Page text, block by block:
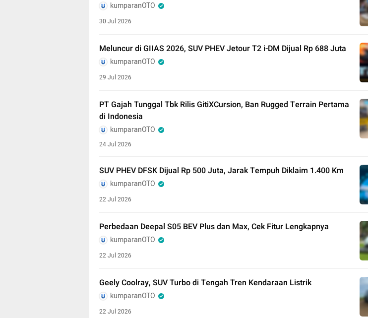
kumparanOTO
30 Jul 2026
Meluncur di GIIAS 2026, SUV PHEV Jetour T2 i-DM Dijual Rp 688 Juta
kumparanOTO
29 Jul 2026
PT Gajah Tunggal Tbk Rilis GitiXCursion, Ban Rugged Terrain Pertama
di Indonesia
kumparanOTO
24 Jul 2026
SUV PHEV DFSK Dijual Rp 500 Juta, Jarak Tempuh Diklaim 1.400 Km
kumparanOTO
22 Jul 2026
Perbedaan Deepal S05 BEV Plus dan Max, Cek Fitur Lengkapnya
kumparanOTO
22 Jul 2026
Geely Coolray, SUV Turbo di Tengah Tren Kendaraan Listrik
kumparanOTO
22 Jul 2026